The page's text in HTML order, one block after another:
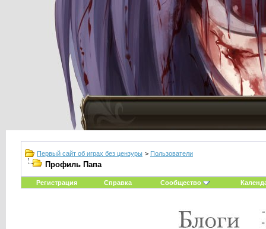
Первый сайт об играх без цензуры > Пользователи
Профиль Папа
Регистрация Справка Сообщество